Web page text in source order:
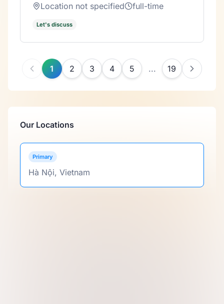
Location not specified full-time
Let's discuss
1 2 3 4 5 ... 19
Our Locations
Primary
Hà Nội, Vietnam